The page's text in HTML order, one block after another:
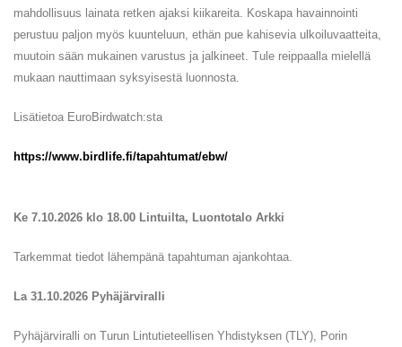
mahdollisuus lainata retken ajaksi kiikareita. Koskapa havainnointi
perustuu paljon myös kuunteluun, ethän pue kahisevia ulkoiluvaatteita,
muutoin sään mukainen varustus ja jalkineet. Tule reippaalla mielellä
mukaan nauttimaan syksyisestä luonnosta.
Lisätietoa EuroBirdwatch:sta
https://www.birdlife.fi/tapahtumat/ebw/
Ke 7.10.2026 klo 18.00 Lintuilta, Luontotalo Arkki
Tarkemmat tiedot lähempänä tapahtuman ajankohtaa.
La 31.10.2026 Pyhäjärviralli
Pyhäjärviralli on Turun Lintutieteellisen Yhdistyksen (TLY), Porin